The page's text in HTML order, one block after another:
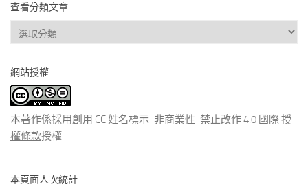
查看分類文章
查
看
類
文
章
網站授權
本著作係採用創用 CC 姓名標示-非商業性-禁止改作 4.0 國際 授
權條款授權.
本頁面人次統計